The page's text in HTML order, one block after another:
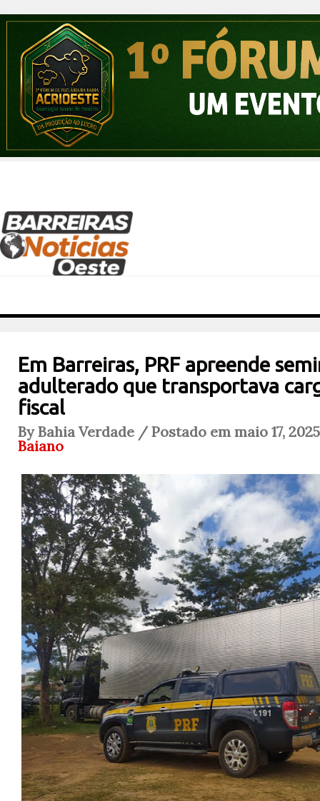
Em Barreiras, PRF apreende
adulterado que transportava
fiscal
By Bahia Verdade / Postado em maio 17,
Baiano